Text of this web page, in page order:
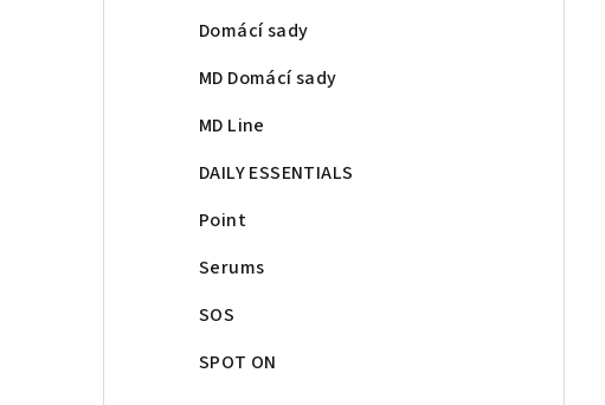
Domácí sady
MD Domácí sady
MD Line
DAILY ESSENTIALS
Point
Serums
SOS
SPOT ON